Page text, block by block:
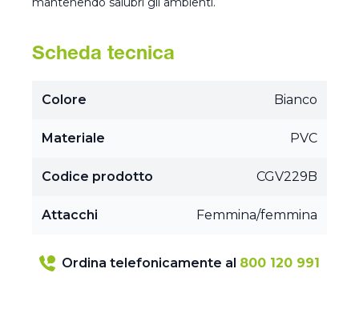
Scheda tecnica
Colore Bianco
Materiale PVC
Codice prodotto CGV229B
Attacchi Femmina/femmina
Ordina telefonicamente al 800 120 991